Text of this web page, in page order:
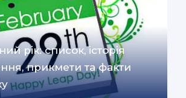
рік: список, історія
прикмети та факти